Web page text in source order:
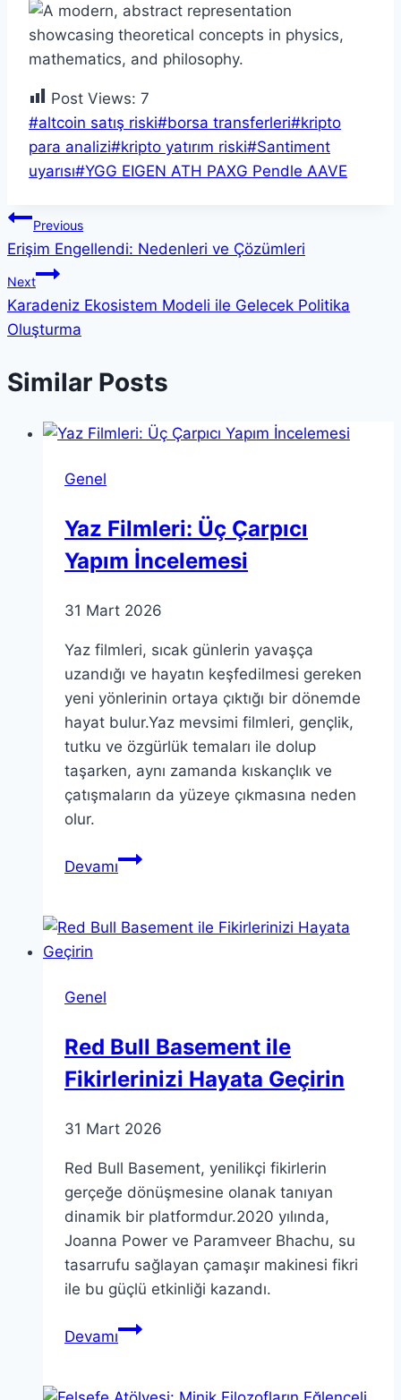
Post Views: 7
Post
Tags:
#altcoin satış riski#borsa transferleri#kripto
para analizi#kripto yatırım riski#Santiment
uyarısı#YGG EIGEN ATH PAXG Pendle AAVE
Yazı
gezinmesi
Previous
Erişim Engellendi: Nedenleri ve Çözümleri
Next
Karadeniz Ekosistem Modeli ile Gelecek Politika
Oluşturma
Similar Posts
Genel
Yaz Filmleri: Üç Çarpıcı
Yapım İncelemesi
31 Mart 2026
Yaz filmleri, sıcak günlerin yavaşça
uzandığı ve hayatın keşfedilmesi gereken
yeni yönlerinin ortaya çıktığı bir dönemde
hayat bulur.Yaz mevsimi filmleri, gençlik,
tutku ve özgürlük temaları ile dolup
taşarken, aynı zamanda kıskançlık ve
çatışmaların da yüzeye çıkmasına neden
olur.
DevamıYaz
Çarpıcı
Genel
Red Bull Basement ile
Fikirlerinizi Hayata Geçirin
31 Mart 2026
Red Bull Basement, yenilikçi fikirlerin
gerçeğe dönüşmesine olanak tanıyan
dinamik bir platformdur.2020 yılında,
Joanna Power ve Paramveer Bhachu, su
tasarrufu sağlayan çamaşır makinesi fikri
ile bu güçlü etkinliği kazandı.
DevamıRed